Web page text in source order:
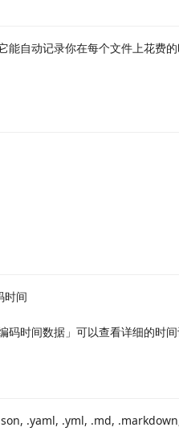
自动记录你在每个文件上花费
时间
时间数据」可以查看详细的时
.yaml, .yml, .md,